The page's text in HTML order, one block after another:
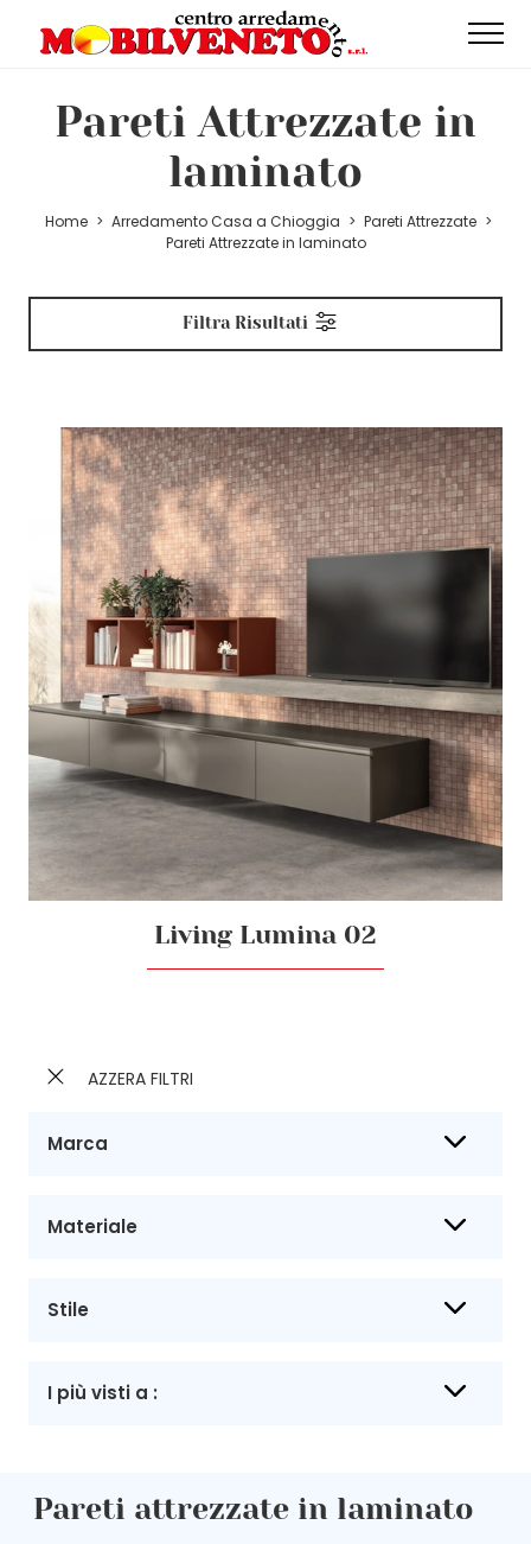
Pareti Attrezzate in
laminato
Home > Arredamento Casa a Chioggia > Pareti Attrezzate >
Pareti Attrezzate in laminato
AZZERA FILTRI
Marca
Materiale
Stile
I più visti a :
Filtra Risultati
Living Lumina 02
Pareti attrezzate in laminato